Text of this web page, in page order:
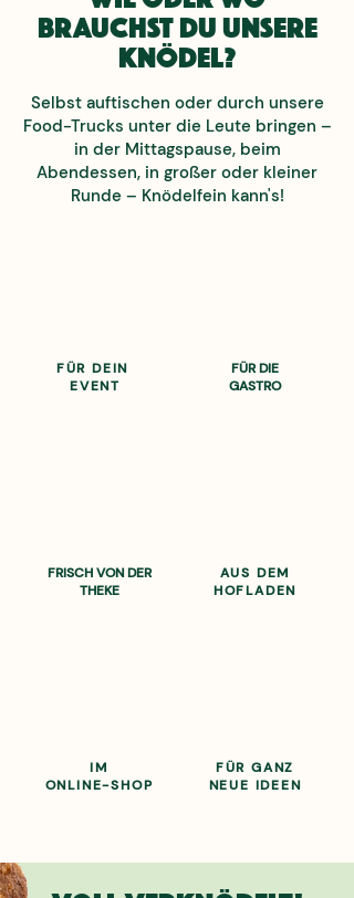
brauchst du unsere
Knödel?
Selbst auftischen oder durch unsere
Food-Trucks unter die Leute bringen –
in der Mittagspause, beim
Abendessen, in großer oder kleiner
Runde – Knödelfein kann's!
FÜR DEIN
EVENT
FÜR DIE
GASTRO
FRISCH VON DER
THEKE
AUS DEM
HOFLADEN
IM
ONLINE-SHOP
FÜR GANZ
NEUE IDEEN